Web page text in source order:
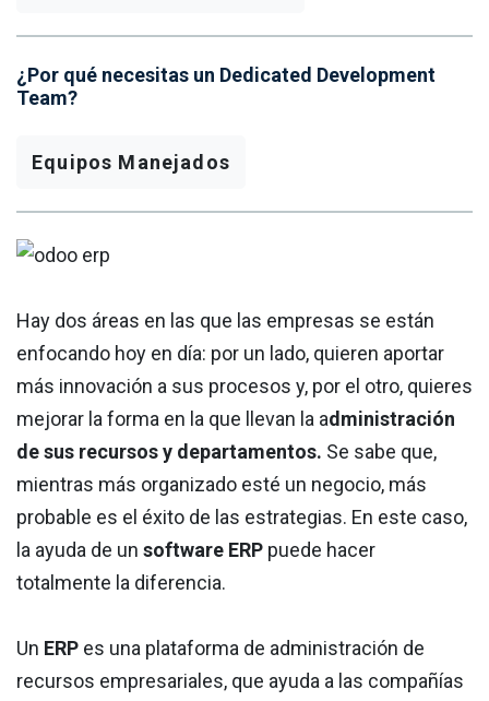
¿Por qué necesitas un Dedicated Development
Team?
Equipos Manejados
Hay dos áreas en las que las empresas se están
enfocando hoy en día: por un lado, quieren aportar
más innovación a sus procesos y, por el otro, quieres
mejorar la forma en la que llevan la administración
de sus recursos y departamentos. Se sabe que,
mientras más organizado esté un negocio, más
probable es el éxito de las estrategias. En este caso,
la ayuda de un software ERP puede hacer
totalmente la diferencia.
Un ERP es una plataforma de administración de
recursos empresariales, que ayuda a las compañías